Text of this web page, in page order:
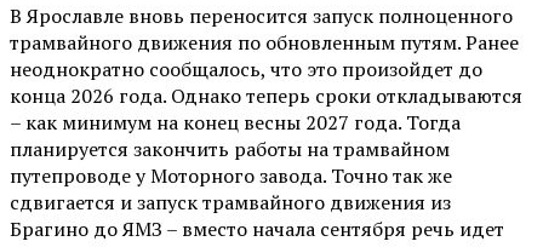
В Ярославле вновь переносится запуск полноценного
трамвайного движения по обновленным путям. Ранее
неоднократно сообщалось, что это произойдет до
конца 2026 года. Однако теперь сроки откладываются
– как минимум на конец весны 2027 года. Тогда
планируется закончить работы на трамвайном
путепроводе у Моторного завода. Точно так же
сдвигается и запуск трамвайного движения из
Брагино до ЯМЗ – вместо начала сентября речь идет